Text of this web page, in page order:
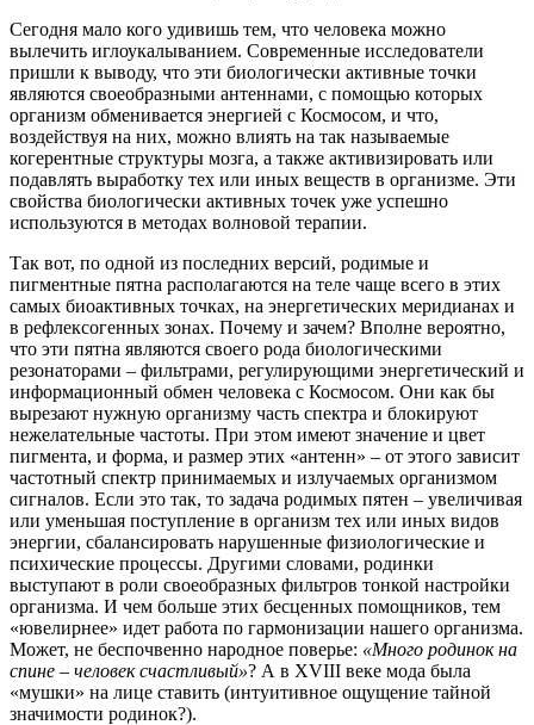
Сегодня мало кого удивишь тем, что человека можно
вылечить иглоукалыванием. Современные исследователи
пришли к выводу, что эти биологически активные точки
являются своеобразными антеннами, с помощью которых
организм обменивается энергией с Космосом, и что,
воздействуя на них, можно влиять на так называемые
когерентные структуры мозга, а также активизировать или
подавлять выработку тех или иных веществ в организме. Эти
свойства биологически активных точек уже успешно
используются в методах волновой терапии.
Так вот, по одной из последних версий, родимые и
пигментные пятна располагаются на теле чаще всего в этих
самых биоактивных точках, на энергетических меридианах и
в рефлексогенных зонах. Почему и зачем? Вполне вероятно,
что эти пятна являются своего рода биологическими
резонаторами – фильтрами, регулирующими энергетический и
информационный обмен человека с Космосом. Они как бы
вырезают нужную организму часть спектра и блокируют
нежелательные частоты. При этом имеют значение и цвет
пигмента, и форма, и размер этих «антенн» – от этого зависит
частотный спектр принимаемых и излучаемых организмом
сигналов. Если это так, то задача родимых пятен – увеличивая
или уменьшая поступление в организм тех или иных видов
энергии, сбалансировать нарушенные физиологические и
психические процессы. Другими словами, родинки
выступают в роли своеобразных фильтров тонкой настройки
организма. И чем больше этих бесценных помощников, тем
«ювелирнее» идет работа по гармонизации нашего организма.
Может, не беспочвенно народное поверье: «Много родинок на
спине – человек счастливый»? А в XVIII веке мода была
«мушки» на лице ставить (интуитивное ощущение тайной
значимости родинок?).